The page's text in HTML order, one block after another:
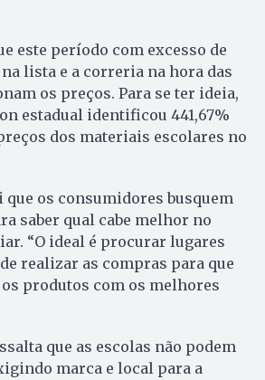
este período com excesso de
lista e a correria na hora das
os preços. Para se ter ideia,
estadual identificou 441,67%
dos materiais escolares no
os consumidores busquem
saber qual cabe melhor no
“O ideal é procurar lugares
realizar as compras para que
produtos com os melhores
que as escolas não podem
marca e local para a